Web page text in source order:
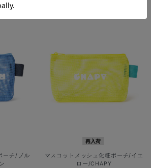
ーチ/ブル
再入荷
マスコットメッシュ化粧ポーチ/イエ
ロー/CHAPY